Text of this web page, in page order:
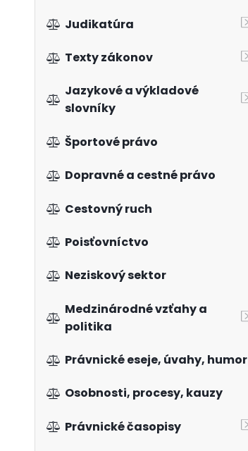
Judikatúra
Texty zákonov
Jazykové a výkladové
slovníky
Športové právo
Dopravné a cestné právo
Cestovný ruch
Poisťovníctvo
Neziskový sektor
Medzinárodné vzťahy a
politika
Právnické eseje, úvahy, humor
Osobnosti, procesy, kauzy
Právnické časopisy